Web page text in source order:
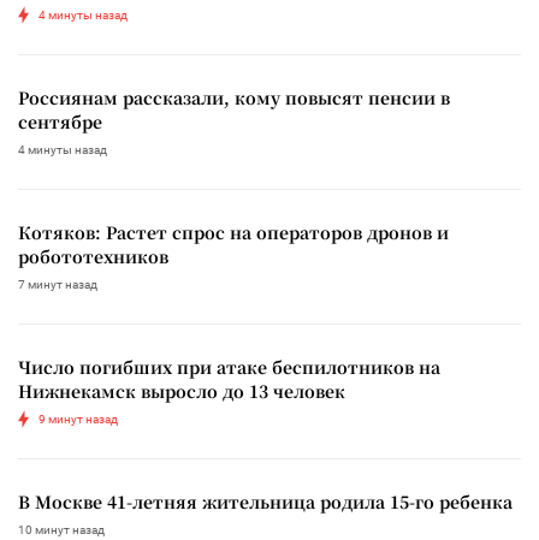
4 минуты назад
Россиянам рассказали, кому повысят пенсии в
сентябре
4 минуты назад
Котяков: Растет спрос на операторов дронов и
робототехников
7 минут назад
Число погибших при атаке беспилотников на
Нижнекамск выросло до 13 человек
9 минут назад
В Москве 41-летняя жительница родила 15-го ребенка
10 минут назад